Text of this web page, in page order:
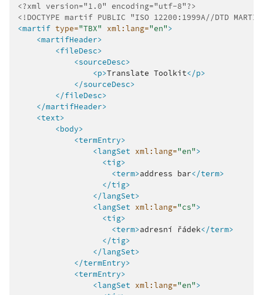
<?xml version="1.0" encoding="utf-8"?>
<!DOCTYPE martif PUBLIC "ISO 12200:1999A//DTD
<martif type="TBX" xml:lang="en">
<martifHeader>
<fileDesc>
<sourceDesc>
<p>Translate Toolkit</p>
</sourceDesc>
</fileDesc>
</martifHeader>
<text>
<body>
<termEntry>
<langSet xml:lang="en">
<tig>
<term>address bar</term>
</tig>
</langSet>
<langSet xml:lang="cs">
<tig>
<term>adresní řádek</term>
</tig>
</langSet>
</termEntry>
<termEntry>
<langSet xml:lang="en">